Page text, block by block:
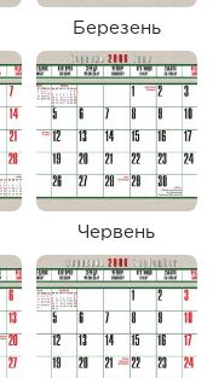
Березень
Червень